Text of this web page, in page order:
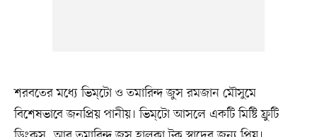
শরবতের মধ্যে ভিম্টো ও তমারিন্দ জুস রমজান মৌসুমে
বিশেষভাবে জনপ্রিয় পানীয়। ভিম্টো আসলে একটি মিষ্টি ফ্রুটি